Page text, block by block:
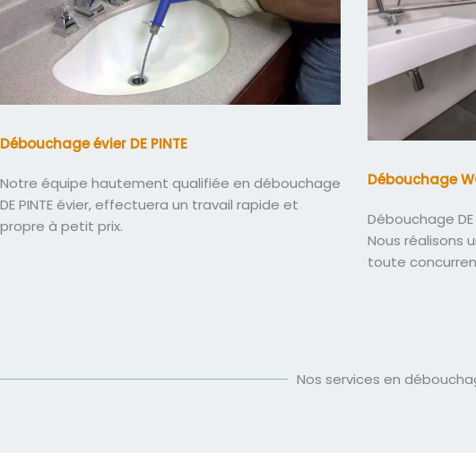
Débouchage évier DE PINTE
Notre équipe hautement qualifiée en débouchage
DE PINTE évier, effectuera un travail rapide et
propre à petit prix.
Débouchage
Débouchage
Nous réalisons
toute
Nos services en